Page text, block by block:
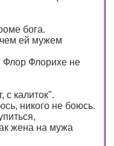
бога.
ей мужем
Флор Флорихе не
с калиток".
никого не боюсь.
жена на мужа